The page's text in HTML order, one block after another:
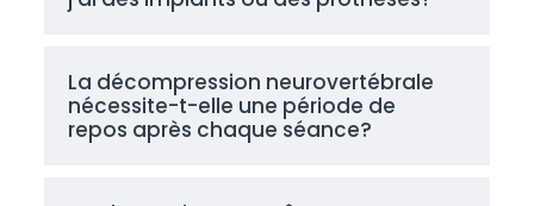
La décompression neurovertébrale
nécessite-t-elle une période de
repos après chaque séance?